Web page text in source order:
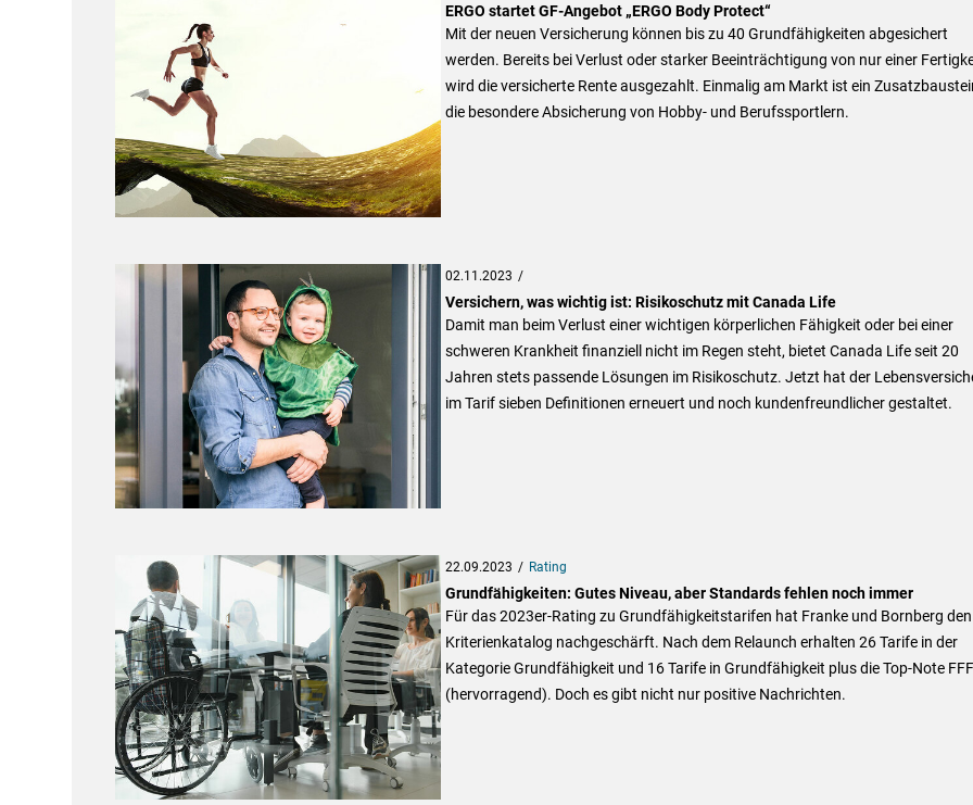
ERGO startet GF-Angebot „ERGO Body Protect“
Mit der neuen Versicherung können bis zu 40 Grundfähigkeiten abgesichert
werden. Bereits bei Verlust oder starker Beeinträchtigung von nur einer
wird die versicherte Rente ausgezahlt. Einmalig am Markt ist ein
die besondere Absicherung von Hobby- und Berufssportlern.
02.11.2023
Versichern, was wichtig ist: Risikoschutz mit Canada Life
Damit man beim Verlust einer wichtigen körperlichen Fähigkeit oder bei einer
schweren Krankheit finanziell nicht im Regen steht, bietet Canada Life seit 20
Jahren stets passende Lösungen im Risikoschutz. Jetzt hat der
im Tarif sieben Definitionen erneuert und noch kundenfreundlicher gestaltet.
22.09.2023 Rating
Grundfähigkeiten: Gutes Niveau, aber Standards fehlen noch immer
Für das 2023er-Rating zu Grundfähigkeitstarifen hat Franke und Bornberg den
Kriterienkatalog nachgeschärft. Nach dem Relaunch erhalten 26 Tarife in der
Kategorie Grundfähigkeit und 16 Tarife in Grundfähigkeit plus die Top-Note
(hervorragend). Doch es gibt nicht nur positive Nachrichten.